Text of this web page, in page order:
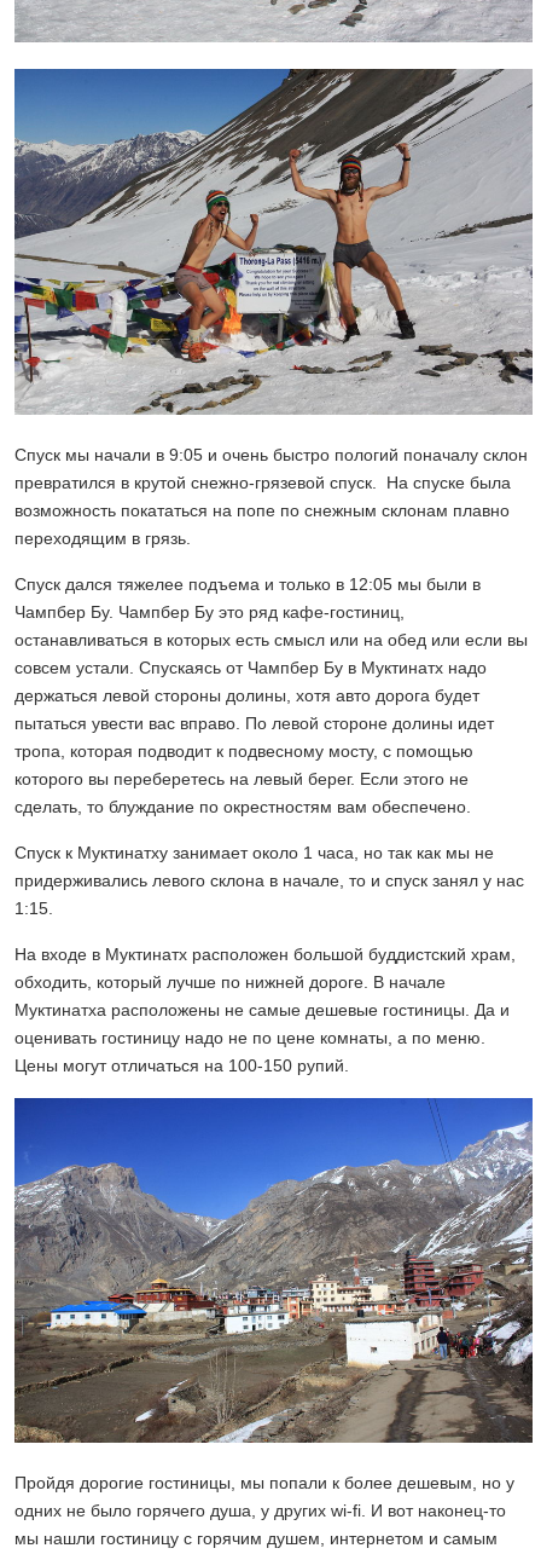
Спуск мы начали в 9:05 и очень быстро пологий поначалу склон
превратился в крутой снежно-грязевой спуск. На спуске была
возможность покататься на попе по снежным склонам плавно
переходящим в грязь.
Спуск дался тяжелее подъема и только в 12:05 мы были в
Чампбер Бу. Чампбер Бу это ряд кафе-гостиниц,
останавливаться в которых есть смысл или на обед или если вы
совсем устали. Спускаясь от Чампбер Бу в Муктинатх надо
держаться левой стороны долины, хотя авто дорога будет
пытаться увести вас вправо. По левой стороне долины идет
тропа, которая подводит к подвесному мосту, с помощью
которого вы переберетесь на левый берег. Если этого не
сделать, то блуждание по окрестностям вам обеспечено.
Спуск к Муктинатху занимает около 1 часа, но так как мы не
придерживались левого склона в начале, то и спуск занял у нас
1:15.
На входе в Муктинатх расположен большой буддистский храм,
обходить, который лучше по нижней дороге. В начале
Муктинатха расположены не самые дешевые гостиницы. Да и
оценивать гостиницу надо не по цене комнаты, а по меню.
Цены могут отличаться на 100-150 рупий.
Пройдя дорогие гостиницы, мы попали к более дешевым, но у
одних не было горячего душа, у других wi-fi. И вот наконец-то
мы нашли гостиницу с горячим душем, интернетом и самым